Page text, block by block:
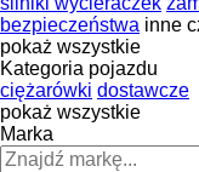
bezpieczeństwa inne
pokaż wszystkie
Kategoria pojazdu
ciężarówki dostawcze
pokaż wszystkie
Marka